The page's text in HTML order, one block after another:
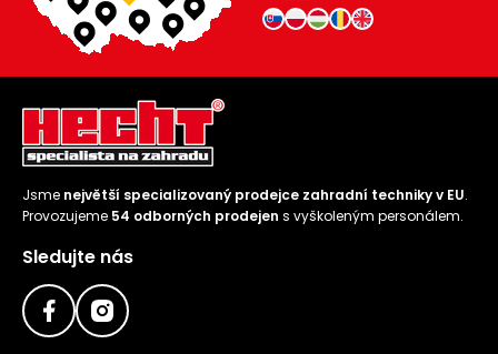
Jsme největší specializovaný prodejce zahradní techniky v EU.
Provozujeme 54 odborných prodejen s vyškoleným personálem.
Sledujte nás